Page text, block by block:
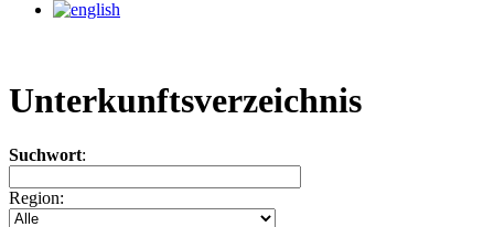
Unterkunftsverzeichnis
Suchwort:
Region: